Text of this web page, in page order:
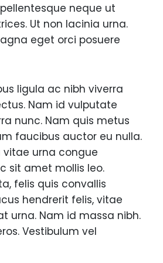
neque ut
Ut non lacinia urna.
eget orci posuere
ligula ac nibh viverra
Nam id vulputate
nunc. Nam quis metus
faucibus auctor eu nulla.
urna congue
sit amet mollis leo.
felis quis convallis
hendrerit felis, vitae
urna. Nam id massa nibh.
Vestibulum vel